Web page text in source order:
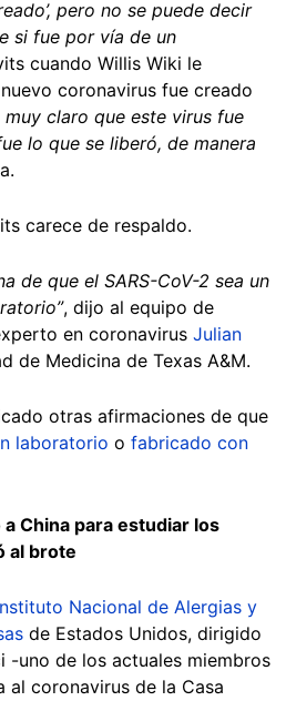
pero no se puede decir
si fue por vía de un
cuando Willis Wiki le
coronavirus fue creado
muy claro que este virus fue
lo que se liberó, de manera
carece de respaldo.
de que el SARS-CoV-2 sea un
, dijo al equipo de
en coronavirus Julian
de Medicina de Texas A&M.
otras afirmaciones de que
laboratorio o fabricado con
a China para estudiar los
al brote
Nacional de Alergias y
de Estados Unidos, dirigido
-uno de los actuales miembros
al coronavirus de la Casa